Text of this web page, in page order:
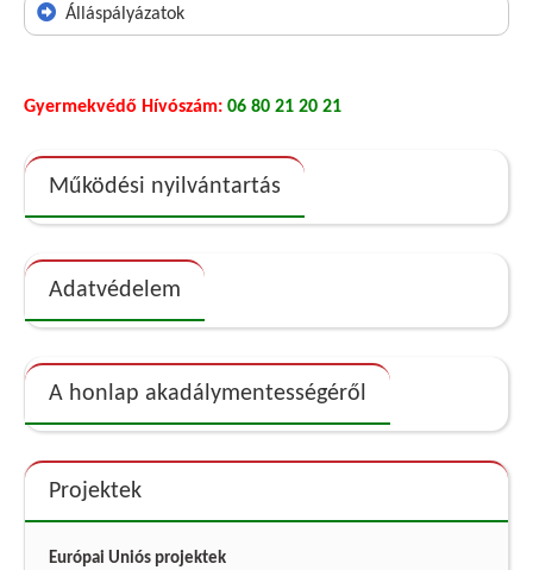
Álláspályázatok
Gyermekvédő Hívószám: 06 80 21 20 21
Működési nyilvántartás
Adatvédelem
A honlap akadálymentességéről
Projektek
Európai Uniós projektek